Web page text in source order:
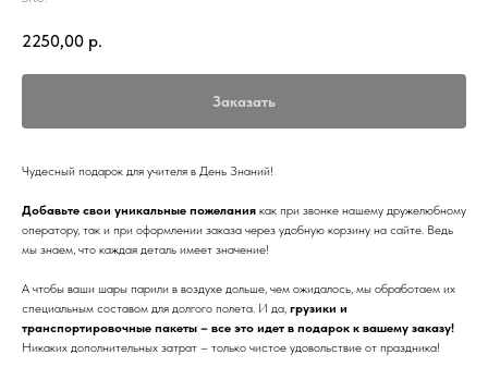
2250,00 р.
Заказать
Чудесный подарок для учителя в День Знаний!
Добавьте свои уникальные пожелания как при звонке нашему дружелюбному
оператору, так и при оформлении заказа через удобную корзину на сайте. Ведь
мы знаем, что каждая деталь имеет значение!
А чтобы ваши шары парили в воздухе дольше, чем ожидалось, мы обработаем их
специальным составом для долгого полета. И да, грузики и
транспортировочные пакеты – все это идет в подарок к вашему заказу!
Никаких дополнительных затрат – только чистое удовольствие от праздника!